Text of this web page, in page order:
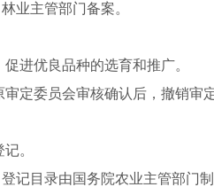
业主管部门备案。
进优良品种的选育和推广。
定委员会审核确认后，撤销审
。
记目录由国务院农业主管部门制